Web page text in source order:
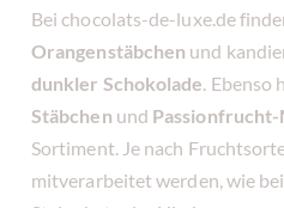
Bei chocolats-de-luxe.de
Orangenstäbchen und
dunkler Schokolade. Ebenso
Stäbchen und Passionfrucht-
Sortiment. Je nach
mitverarbeitet werden, wie